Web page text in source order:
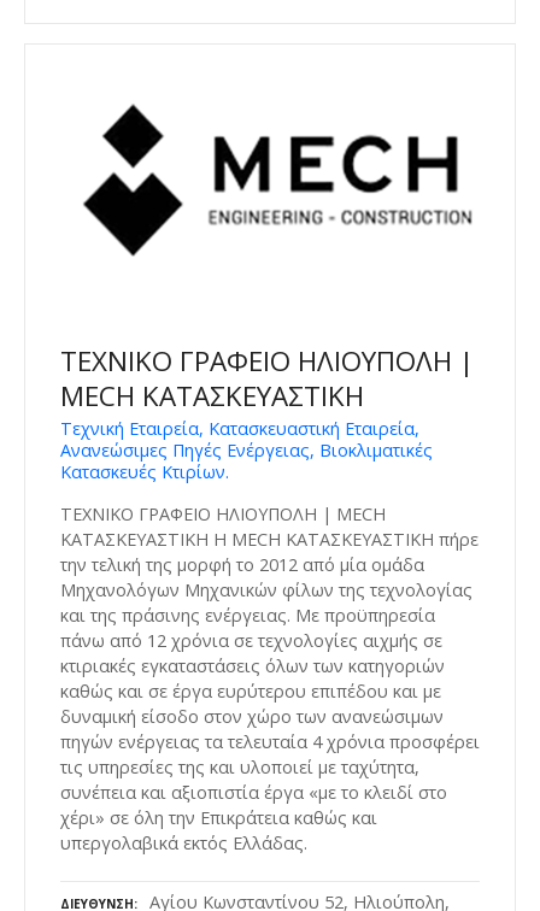
ΤΕΧΝΙΚΟ ΓΡΑΦΕΙΟ ΗΛΙΟΥΠΟΛΗ |
MECH ΚΑΤΑΣΚΕΥΑΣΤΙΚΗ
Τεχνική Εταιρεία, Κατασκευαστική Εταιρεία,
Ανανεώσιμες Πηγές Ενέργειας, Βιοκλιματικές
Κατασκευές Κτιρίων.
ΤΕΧΝΙΚΟ ΓΡΑΦΕΙΟ ΗΛΙΟΥΠΟΛΗ | MECH
ΚΑΤΑΣΚΕΥΑΣΤΙΚΗ Η MECH ΚΑΤΑΣΚΕΥΑΣΤΙΚΗ πήρε
την τελική της μορφή το 2012 από μία ομάδα
Μηχανολόγων Μηχανικών φίλων της τεχνολογίας
και της πράσινης ενέργειας. Με προϋπηρεσία
πάνω από 12 χρόνια σε τεχνολογίες αιχμής σε
κτιριακές εγκαταστάσεις όλων των κατηγοριών
καθώς και σε έργα ευρύτερου επιπέδου και με
δυναμική είσοδο στον χώρο των ανανεώσιμων
πηγών ενέργειας τα τελευταία 4 χρόνια προσφέρει
τις υπηρεσίες της και υλοποιεί με ταχύτητα,
συνέπεια και αξιοπιστία έργα «με το κλειδί στο
χέρι» σε όλη την Επικράτεια καθώς και
υπεργολαβικά εκτός Ελλάδας.
ΔΙΕΎΘΥΝΣΗ
Αγίου Κωνσταντίνου 52, Ηλιούπολη,